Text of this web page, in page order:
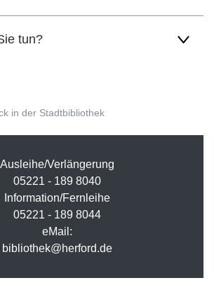
tun?
in der Stadtbibliothek
Ausleihe/Verlängerung
05221 - 189 8040
Information/Fernleihe
05221 - 189 8044
eMail:
bibliothek@herford.de